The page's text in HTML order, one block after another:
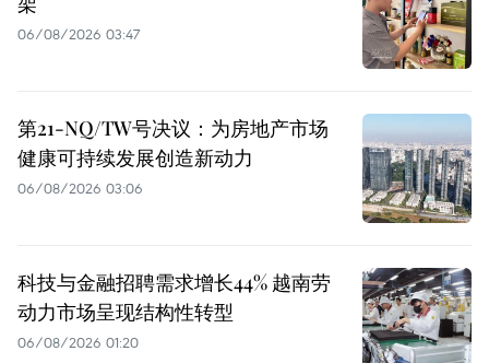
06/08/2026 03:47
第21-NQ/TW号决议：为房地产市场
健康可持续发展创造新动力
06/08/2026 03:06
科技与金融招聘需求增长44% 越南劳
动力市场呈现结构性转型
06/08/2026 01:20